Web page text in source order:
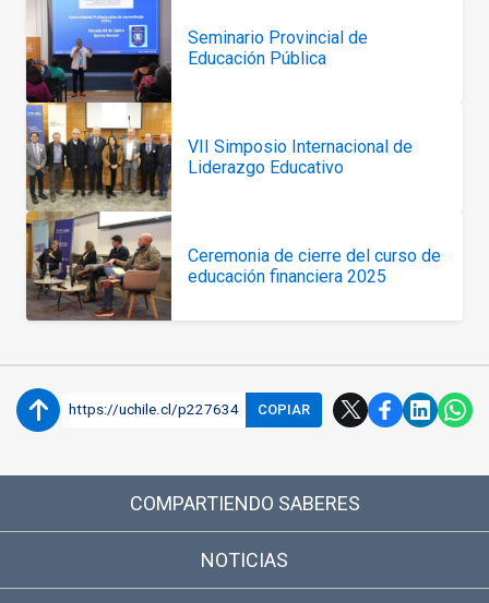
Seminario Provincial de
Educación Pública
VII Simposio Internacional de
Liderazgo Educativo
Ceremonia de cierre del curso de
educación financiera 2025
https://uchile.cl/p227634 COPIAR
COMPARTIENDO SABERES
NOTICIAS